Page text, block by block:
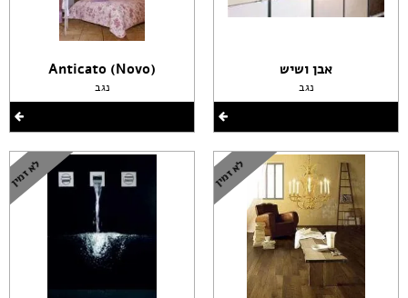
אבן ושיש
נגב
(Anticato (Novo
נגב